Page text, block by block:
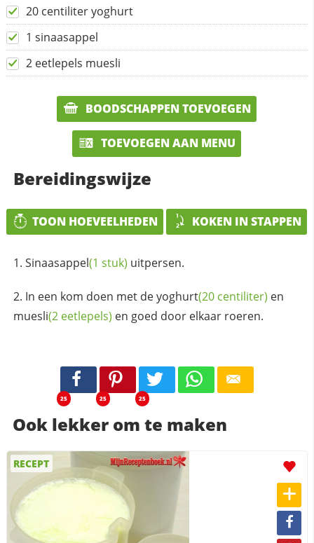
20 centiliter yoghurt
1 sinaasappel
2 eetlepels muesli
BOODSCHAPPEN TOEVOEGEN
TOEVOEGEN AAN MENU
Bereidingswijze
TOON HOEVEELHEDEN KOKEN IN STAPPEN
Sinaasappel(1 stuk) uitpersen.
In een kom doen met deyoghurt(20 centiliter) en
muesli(2 eetlepels) en goed door elkaar roeren.
25 25 25
Ook lekker om te maken
RECEPT